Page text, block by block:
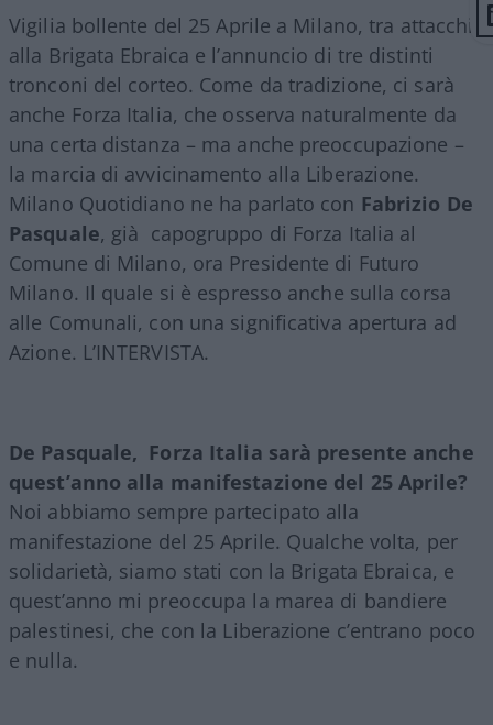
Vigilia bollente del 25 Aprile a Milano, tra attacchi
alla Brigata Ebraica e l’annuncio di tre distinti
tronconi del corteo. Come da tradizione, ci sarà
anche Forza Italia, che osserva naturalmente da
una certa distanza – ma anche preoccupazione –
la marcia di avvicinamento alla Liberazione.
Milano Quotidiano ne ha parlato con Fabrizio De
Pasquale, già capogruppo di Forza Italia al
Comune di Milano, ora Presidente di Futuro
Milano. Il quale si è espresso anche sulla corsa
alle Comunali, con una significativa apertura ad
Azione. L’INTERVISTA.
De Pasquale, Forza Italia sarà presente anche
quest’anno alla manifestazione del 25 Aprile?
Noi abbiamo sempre partecipato alla
manifestazione del 25 Aprile. Qualche volta, per
solidarietà, siamo stati con la Brigata Ebraica, e
quest’anno mi preoccupa la marea di bandiere
palestinesi, che con la Liberazione c’entrano poco
e nulla.